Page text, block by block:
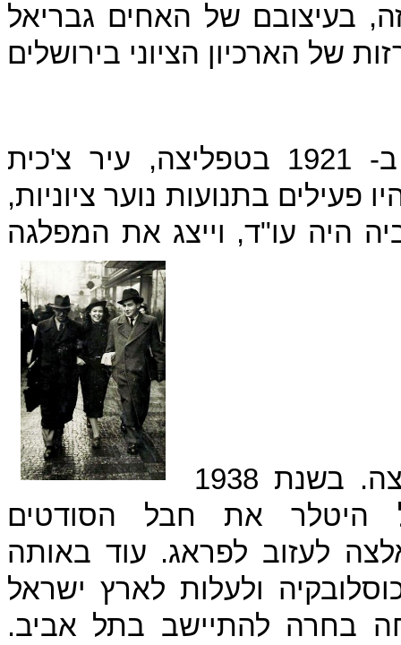
בעיצובם של האחים גבריאל
אימה של נעמי, לאה זיידמן, נולדה ב- 1921 בטפליצה, עיר צ'כית
פעילים בתנועות נוער ציוניות,
היה עו"ד, וייצג את המפלגה
1938
היטלר את חבל הסודטים
לעזוב לפראג. עוד באותה
ולעלות לארץ ישראל
בחרה להתיישב בתל אביב.